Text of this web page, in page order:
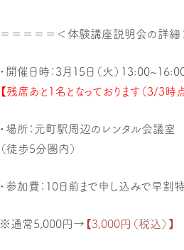
＝＝＝＝＝＜体験講座説明会の詳細
・開催日時：3月15日（火）
【残席あと1名となっております（3/3時点
・場所：元町駅周辺のレンタル会議室
（徒歩5分圏内）
・参加費：10日前まで申し込みで早割
※通常5,000円→ 【3,000円（税込）】